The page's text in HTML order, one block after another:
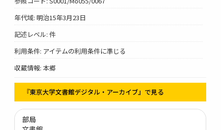
年代域: 明治15年3月23日
記述レベル: 件
利用条件: アイテムの利用条件に準じる
収蔵情報: 本郷
『東京大学文書館デジタル・アーカイブ』で見る
部局